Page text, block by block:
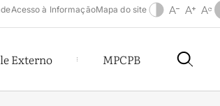
Acesso à InformaçãoMapa do site
Externo MPCPB